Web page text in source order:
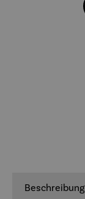
Beschreibung